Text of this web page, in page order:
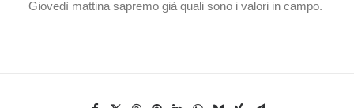
Giovedì mattina sapremo già quali sono i valori in campo.